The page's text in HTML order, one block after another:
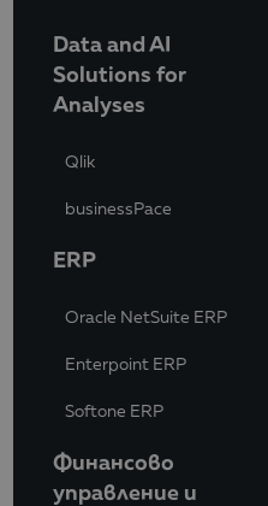
Data and AI
Solutions for
Analyses
Qlik
businessPace
ERP
Oracle NetSuite ERP
Enterpoint ERP
Softone ERP
Финансово
управление и